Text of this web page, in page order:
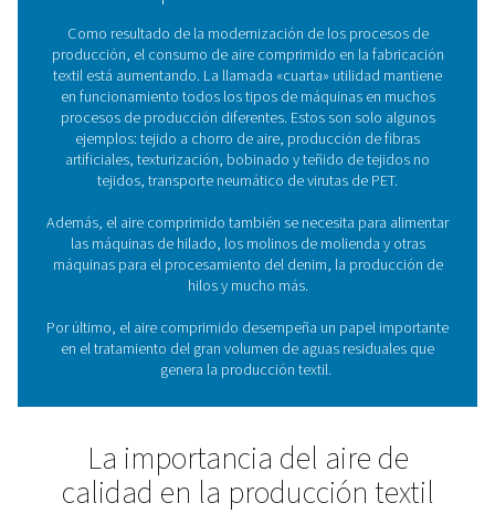
el aire comprimido de alta calidad desempeña un
en su producción. Lassoluciones de tratamiento de
Pneumatech garantizan que el aire comprimido para
cumpla con los requisitos de calidad
El uso de aire comprimido
la producción textil
Como resultado de la modernización de los
producción, el consumo de aire comprimido en la
textil está aumentando. La llamada «cuarta» utilidad
en funcionamiento todos los tipos de máquinas en
procesos de producción diferentes. Estos son solo
artificiales, texturización, bobinado y teñido de
tejidos, transporte neumático de virutas de